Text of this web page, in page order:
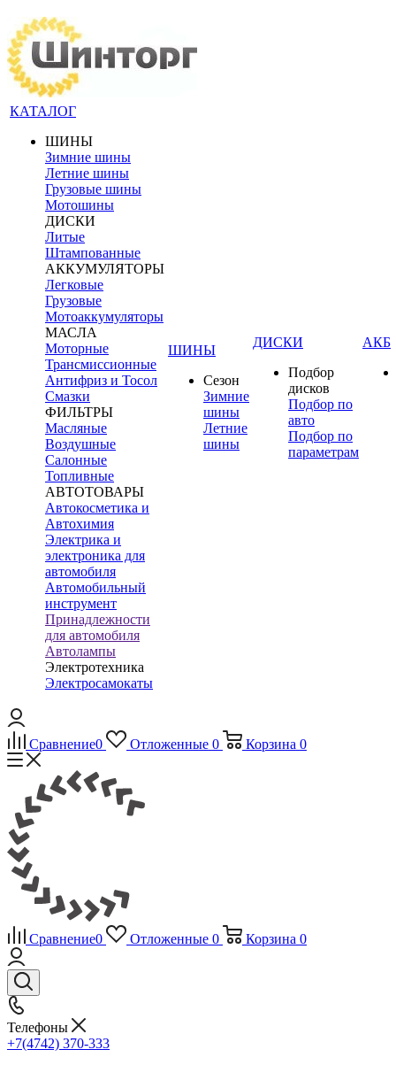
КАТАЛОГ
ШИНЫ
Зимние шины
Летние шины
Грузовые шины
Мотошины
ДИСКИ
Литые
Штампованные
АККУМУЛЯТОРЫ
Легковые
Грузовые
Мотоаккумуляторы
МАСЛА
Моторные
Трансмиссионные
Антифриз и Тосол
Смазки
ФИЛЬТРЫ
Масляные
Воздушные
Салонные
Топливные
АВТОТОВАРЫ
Автокосметика и
Автохимия
Электрика и
электроника для
автомобиля
Автомобильный
инструмент
Принадлежности
для автомобиля
Автолампы
Электротехника
Электросамокаты
ШИНЫ
Сезон
Зимние
шины
Летние
шины
ДИСКИ
Подбор
дисков
Подбор по
авто
Подбор по
параметрам
АКБ
Сравнение0 Отложенные 0 Корзина 0
Сравнение0 Отложенные 0 Корзина 0
Телефоны
+7(4742) 370-333